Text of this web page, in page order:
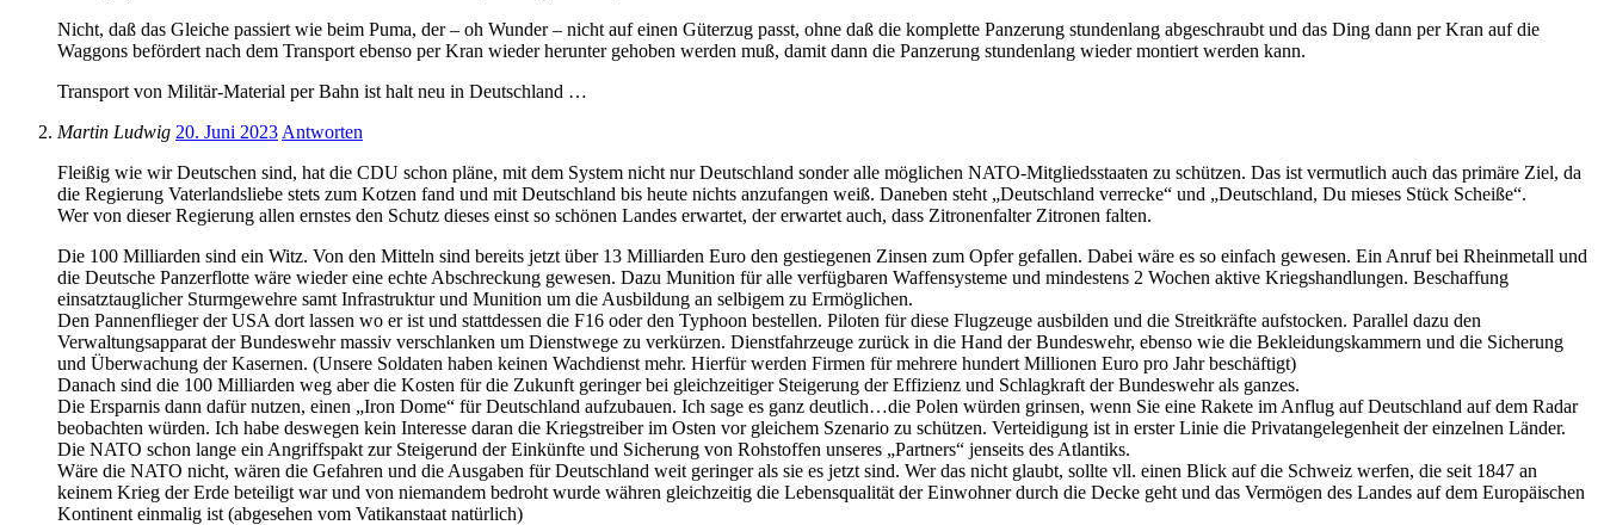
Nicht, daß das Gleiche passiert wie beim Puma, der – oh Wunder – nicht auf einen Güterzug passt, ohne daß die komplette Panzerung stundenlang abgeschraubt und das Ding dann per Kran auf die
Waggons befördert nach dem Transport ebenso per Kran wieder herunter gehoben werden muß, damit dann die Panzerung stundenlang wieder montiert werden kann.
Transport von Militär-Material per Bahn ist halt neu in Deutschland …
Martin Ludwig 20. Juni 2023 Antworten
Fleißig wie wir Deutschen sind, hat die CDU schon pläne, mit dem System nicht nur Deutschland sonder alle möglichen NATO-Mitgliedsstaaten zu schützen. Das ist vermutlich auch das primäre Ziel, da
die Regierung Vaterlandsliebe stets zum Kotzen fand und mit Deutschland bis heute nichts anzufangen weiß. Daneben steht „Deutschland verrecke“ und „Deutschland, Du mieses Stück Scheiße“.
Wer von dieser Regierung allen ernstes den Schutz dieses einst so schönen Landes erwartet, der erwartet auch, dass Zitronenfalter Zitronen falten.
Die 100 Milliarden sind ein Witz. Von den Mitteln sind bereits jetzt über 13 Milliarden Euro den gestiegenen Zinsen zum Opfer gefallen. Dabei wäre es so einfach gewesen. Ein Anruf bei Rheinmetall und
die Deutsche Panzerflotte wäre wieder eine echte Abschreckung gewesen. Dazu Munition für alle verfügbaren Waffensysteme und mindestens 2 Wochen aktive Kriegshandlungen. Beschaffung
einsatztauglicher Sturmgewehre samt Infrastruktur und Munition um die Ausbildung an selbigem zu Ermöglichen.
Den Pannenflieger der USA dort lassen wo er ist und stattdessen die F16 oder den Typhoon bestellen. Piloten für diese Flugzeuge ausbilden und die Streitkräfte aufstocken. Parallel dazu den
Verwaltungsapparat der Bundeswehr massiv verschlanken um Dienstwege zu verkürzen. Dienstfahrzeuge zurück in die Hand der Bundeswehr, ebenso wie die Bekleidungskammern und die Sicherung
und Überwachung der Kasernen. (Unsere Soldaten haben keinen Wachdienst mehr. Hierfür werden Firmen für mehrere hundert Millionen Euro pro Jahr beschäftigt)
Danach sind die 100 Milliarden weg aber die Kosten für die Zukunft geringer bei gleichzeitiger Steigerung der Effizienz und Schlagkraft der Bundeswehr als ganzes.
Die Ersparnis dann dafür nutzen, einen „Iron Dome“ für Deutschland aufzubauen. Ich sage es ganz deutlich…die Polen würden grinsen, wenn Sie eine Rakete im Anflug auf Deutschland auf dem Radar
beobachten würden. Ich habe deswegen kein Interesse daran die Kriegstreiber im Osten vor gleichem Szenario zu schützen. Verteidigung ist in erster Linie die Privatangelegenheit der einzelnen Länder.
Die NATO schon lange ein Angriffspakt zur Steigerund der Einkünfte und Sicherung von Rohstoffen unseres „Partners“ jenseits des Atlantiks.
Wäre die NATO nicht, wären die Gefahren und die Ausgaben für Deutschland weit geringer als sie es jetzt sind. Wer das nicht glaubt, sollte vll. einen Blick auf die Schweiz werfen, die seit 1847 an
keinem Krieg der Erde beteiligt war und von niemandem bedroht wurde währen gleichzeitig die Lebensqualität der Einwohner durch die Decke geht und das Vermögen des Landes auf dem Europäischen
Kontinent einmalig ist (abgesehen vom Vatikanstaat natürlich)